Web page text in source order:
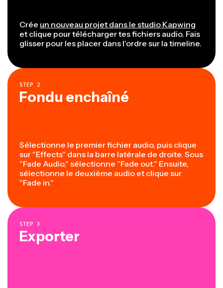
Crée un nouveau projet dans le studio Kapwing
et clique pour télécharger tes fichiers audio. Fais
glisser pour les placer dans l'ordre sur la timeline.
STEP 2
Fondu enchaîné
Sélectionne le premier fichier audio, puis clique
sur "Effects" dans la barre latérale de droite. Sous
"Fade Audio," sélectionne "Fade out." Ensuite,
sélectionne le deuxième audio et clique sur
"Fade in."
STEP 3
Exporter